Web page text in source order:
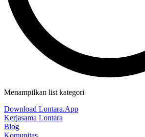
Menampilkan list kategori
Download Lontara.App
Kerjasama Lontara
Blog
Komunitas